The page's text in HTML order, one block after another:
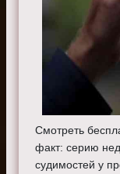
Смотреть
факт: серию
судимостей у